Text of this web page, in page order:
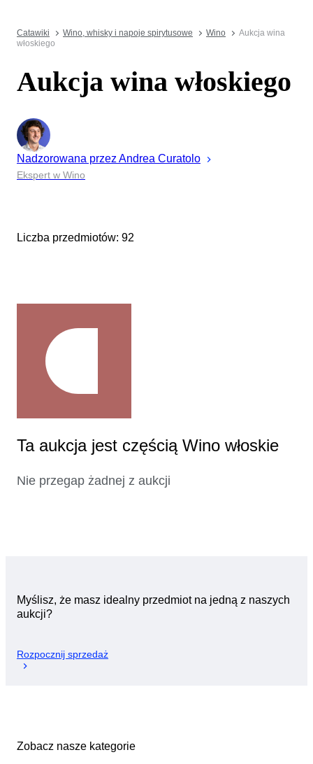
Catawiki Wino, whisky i napoje spirytusowe Wino
Aukcja wina
włoskiego
Aukcja wina włoskiego
Nadzorowana przez Andrea Curatolo
Ekspert w Wino
Liczba przedmiotów: 92
Ta aukcja jest częścią Wino włoskie
Nie przegap żadnej z aukcji
Myślisz, że masz idealny przedmiot na jedną z naszych
aukcji?
Rozpocznij sprzedaż
Zobacz nasze kategorie